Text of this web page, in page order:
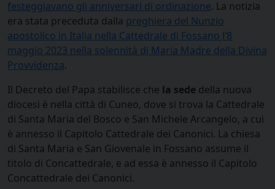
festeggiavano gli anniversari di ordinazione. La notizia
era stata preceduta dalla preghiera del Nunzio
apostolico in Italia nella Cattedrale di Fossano l’8
maggio 2023 nella solennità di Maria Madre della Divina
Provvidenza.
Il Decreto del Papa stabilisce che la sede della nuova
diocesi è nella città di Cuneo, dove si trova la Cattedrale
di Santa Maria del Bosco e San Michele Arcangelo, a cui
è annesso il Capitolo Cattedrale dei Canonici. La chiesa
di Santa Maria e San Giovenale in Fossano assume il
titolo di Concattedrale, e ad essa è annesso il Capitolo
Concattedrale dei Canonici.